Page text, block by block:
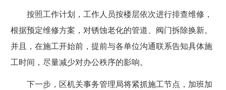
按照工作计划，工作人员按楼层依次进行排查维修，
根据预定维修方案，对锈蚀老化的管道、阀门拆除换新。
并且，在施工开始前，提前与各单位沟通联系告知具体施
工时间，尽量减少对办公秩序的影响。
下一步，区机关事务管理局将紧抓施工节点，加班加